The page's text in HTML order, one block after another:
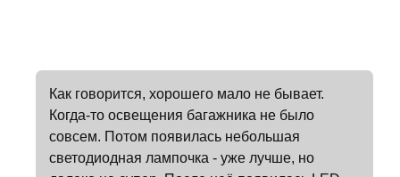
Как говорится, хорошего мало не бывает.
Когда-то освещения багажника не было
совсем. Потом появилась небольшая
светодиодная лампочка - уже лучше, но